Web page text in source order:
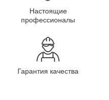
Настоящие
профессионалы
Гарантия качества